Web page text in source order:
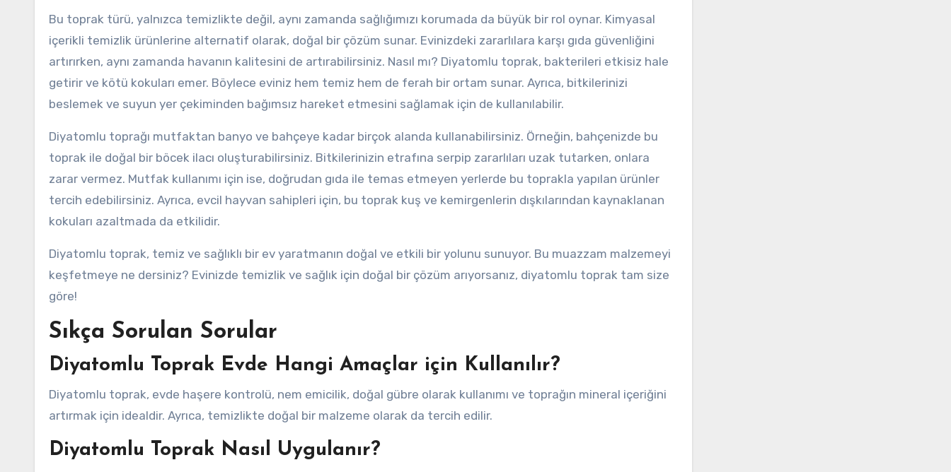
Bu toprak türü, yalnızca temizlikte değil, aynı zamanda sağlığımızı korumada da büyük bir rol oynar. Kimyasal
içerikli temizlik ürünlerine alternatif olarak, doğal bir çözüm sunar. Evinizdeki zararlılara karşı gıda güvenliğini
artırırken, aynı zamanda havanın kalitesini de artırabilirsiniz. Nasıl mı? Diyatomlu toprak, bakterileri etkisiz hale
getirir ve kötü kokuları emer. Böylece eviniz hem temiz hem de ferah bir ortam sunar. Ayrıca, bitkilerinizi
beslemek ve suyun yer çekiminden bağımsız hareket etmesini sağlamak için de kullanılabilir.
Diyatomlu toprağı mutfaktan banyo ve bahçeye kadar birçok alanda kullanabilirsiniz. Örneğin, bahçenizde bu
toprak ile doğal bir böcek ilacı oluşturabilirsiniz. Bitkilerinizin etrafına serpip zararlıları uzak tutarken, onlara
zarar vermez. Mutfak kullanımı için ise, doğrudan gıda ile temas etmeyen yerlerde bu toprakla yapılan ürünler
tercih edebilirsiniz. Ayrıca, evcil hayvan sahipleri için, bu toprak kuş ve kemirgenlerin dışkılarından kaynaklanan
kokuları azaltmada da etkilidir.
Diyatomlu toprak, temiz ve sağlıklı bir ev yaratmanın doğal ve etkili bir yolunu sunuyor. Bu muazzam malzemeyi
keşfetmeye ne dersiniz? Evinizde temizlik ve sağlık için doğal bir çözüm arıyorsanız, diyatomlu toprak tam size
göre!
Sıkça Sorulan Sorular
Diyatomlu Toprak Evde Hangi Amaçlar için Kullanılır?
Diyatomlu toprak, evde haşere kontrolü, nem emicilik, doğal gübre olarak kullanımı ve toprağın mineral içeriğini
artırmak için idealdir. Ayrıca, temizlikte doğal bir malzeme olarak da tercih edilir.
Diyatomlu Toprak Nasıl Uygulanır?